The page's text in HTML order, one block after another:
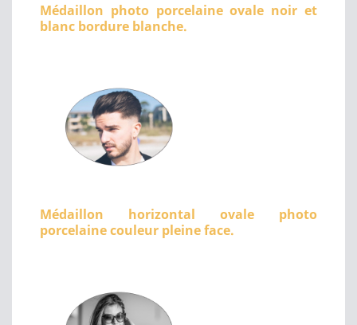
Médaillon photo porcelaine ovale noir et
blanc bordure blanche.
Médaillon horizontal ovale photo
porcelaine couleur pleine face.